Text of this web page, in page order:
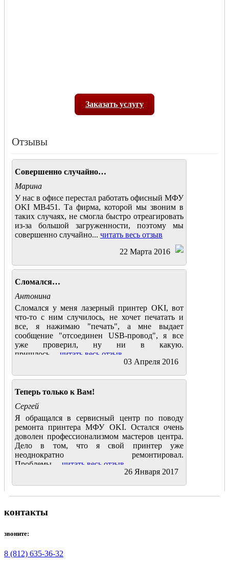
Заказать услугу
Отзывы
Совершенно случайно…
Марина
У нас в офисе перестал работать офисный МФУ
OKI MB451. Та фирма, которой мы звоним в
таких случаях, не смогла быстро отреагировать
из-за большой загруженности, поэтому мы
совершенно случайно... читать весь отзыв
22 Марта 2016
Сломался…
Антонина
Сломался у меня лазерный принтер OKI, вот
что-то с ним случилось, не хочет печатать и
все, я нажимаю "печать", а мне выдает
сообщение "отсоединен USВ-провод", я все
уже проверил, ну ни в какую.
пришлось.... читать весь отзыв
03 Апреля 2016
Теперь только к Вам!
Сергей
Я обращался в сервисный центр по поводу
ремонта принтера МФУ OKI. Остался очень
доволен профессионализмом мастеров центра.
Дело в том, что я свой принтер уже
неоднократно ремонтировал.
Проблемы.... читать весь отзыв
26 Января 2017
контакты
звоните:
8 (812) 635-36-32